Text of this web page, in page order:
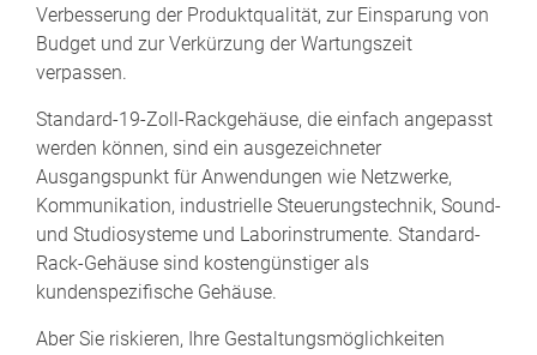
Verbesserung der Produktqualität, zur Einsparung von
Budget und zur Verkürzung der Wartungszeit
verpassen.
Standard-19-Zoll-Rackgehäuse, die einfach angepasst
werden können, sind ein ausgezeichneter
Ausgangspunkt für Anwendungen wie Netzwerke,
Kommunikation, industrielle Steuerungstechnik, Sound-
und Studiosysteme und Laborinstrumente. Standard-
Rack-Gehäuse sind kostengünstiger als
kundenspezifische Gehäuse.
Aber Sie riskieren, Ihre Gestaltungsmöglichkeiten